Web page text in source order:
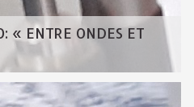
« ENTRE ONDES ET